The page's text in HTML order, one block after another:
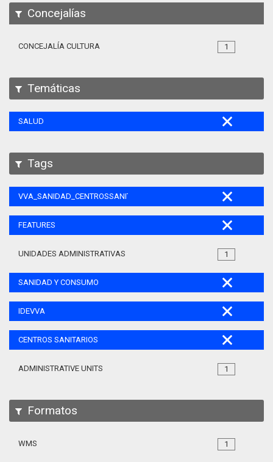
Concejalías
1
CONCEJALÍA CULTURA
Temáticas
SALUD
Tags
VVA_SANIDAD_CENTROSSANITARIOS_105
FEATURES
1
UNIDADES ADMINISTRATIVAS
SANIDAD Y CONSUMO
IDEVVA
CENTROS SANITARIOS
1
ADMINISTRATIVE UNITS
Formatos
1
WMS